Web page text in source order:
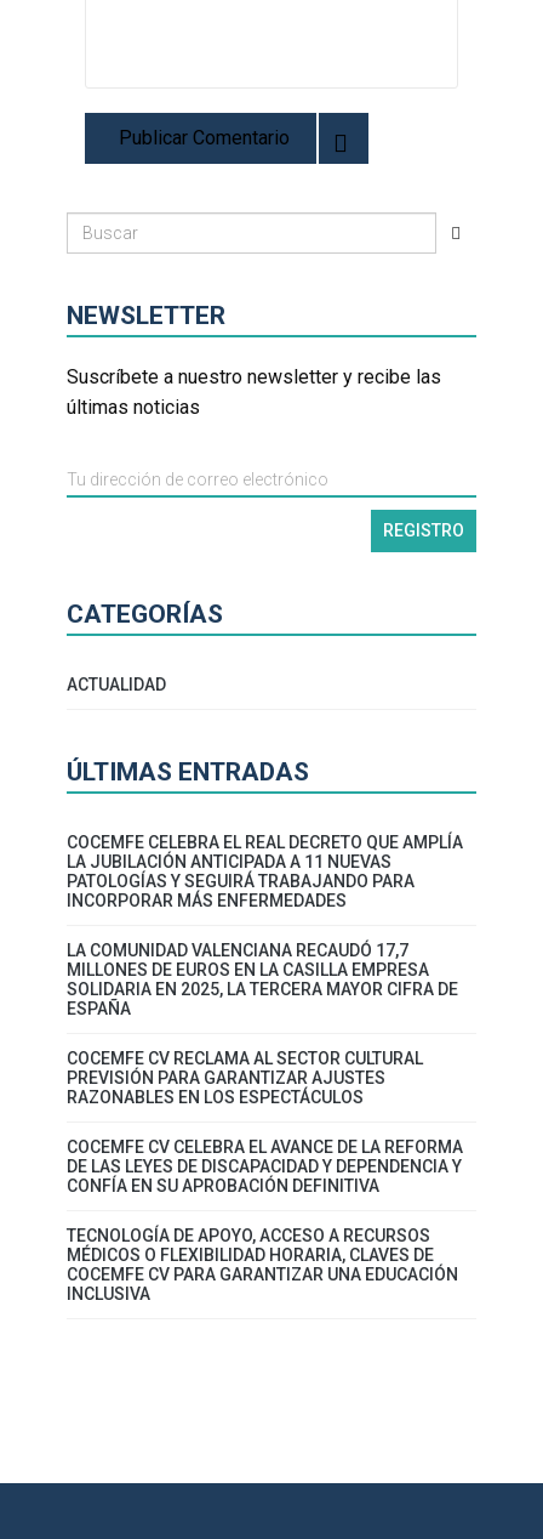
NEWSLETTER
Suscríbete a nuestro newsletter y recibe las
últimas noticias
CATEGORÍAS
ACTUALIDAD
ÚLTIMAS ENTRADAS
COCEMFE CELEBRA EL REAL DECRETO QUE AMPLÍA
LA JUBILACIÓN ANTICIPADA A 11 NUEVAS
PATOLOGÍAS Y SEGUIRÁ TRABAJANDO PARA
INCORPORAR MÁS ENFERMEDADES
LA COMUNIDAD VALENCIANA RECAUDÓ 17,7
MILLONES DE EUROS EN LA CASILLA EMPRESA
SOLIDARIA EN 2025, LA TERCERA MAYOR CIFRA DE
ESPAÑA
COCEMFE CV RECLAMA AL SECTOR CULTURAL
PREVISIÓN PARA GARANTIZAR AJUSTES
RAZONABLES EN LOS ESPECTÁCULOS
COCEMFE CV CELEBRA EL AVANCE DE LA REFORMA
DE LAS LEYES DE DISCAPACIDAD Y DEPENDENCIA Y
CONFÍA EN SU APROBACIÓN DEFINITIVA
TECNOLOGÍA DE APOYO, ACCESO A RECURSOS
MÉDICOS O FLEXIBILIDAD HORARIA, CLAVES DE
COCEMFE CV PARA GARANTIZAR UNA EDUCACIÓN
INCLUSIVA